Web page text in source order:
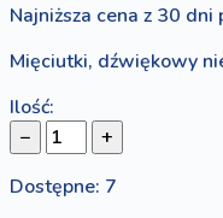
Najniższa cena z 30 dni
Mięciutki, dźwiękowy
Ilość:
−
+
Dostępne: 7